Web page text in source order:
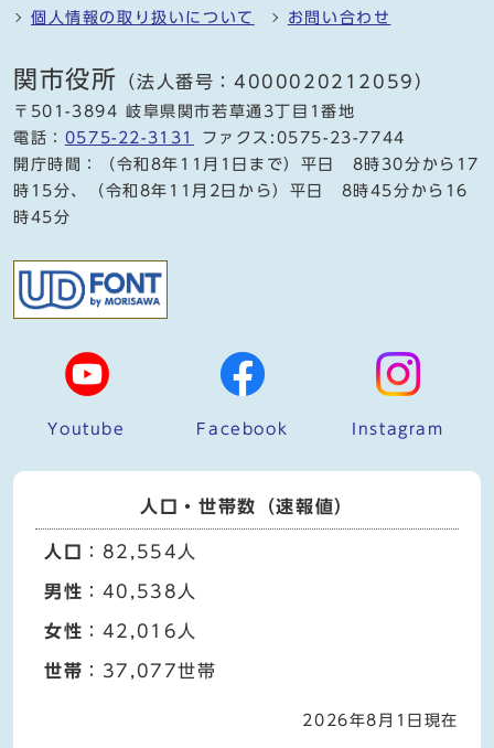
個人情報の取り扱いについて お問い合わせ
関市役所 （法人番号：4000020212059）
〒501-3894 岐阜県関市若草通3丁目1番地
電話： 0575-22-3131
ファクス:0575-23-7744
開庁時間：（令和8年11月1日まで）平日 8時30分から17
時15分、（令和8年11月2日から）平日 8時45分から16
時45分
Youtube Facebook Instagram
人口・世帯数（速報値）
人口 ：82,554人
男性 ：40,538人
女性 ：42,016人
世帯 ：37,077世帯
2026年8月1日現在